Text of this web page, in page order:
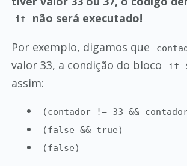
if
não será executado!
Por exemplo, digamos que
valor 33, a condição do bloco
if
assim:
(contador != 33 &&
(false && true)
(false)